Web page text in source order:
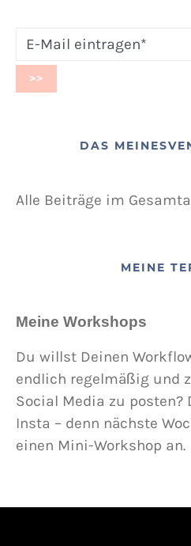
DAS
Alle Beiträge im
MEINE
Meine Workshops
Du willst Deinen
endlich regelmäßig und
Social Media zu
Insta – denn nächste
einen Mini-Workshop an.